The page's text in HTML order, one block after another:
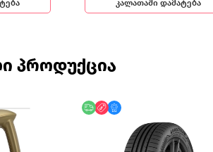
კალათაში დამატება
პროდუქცია
უფასო მიწოდება
ფასდაკლება